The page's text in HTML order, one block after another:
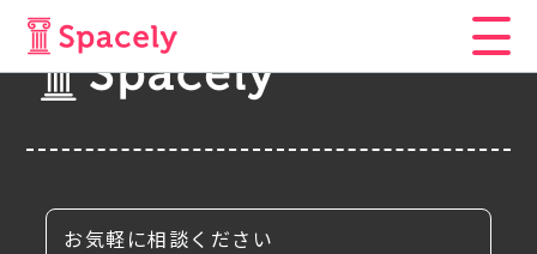
お気軽に相談ください